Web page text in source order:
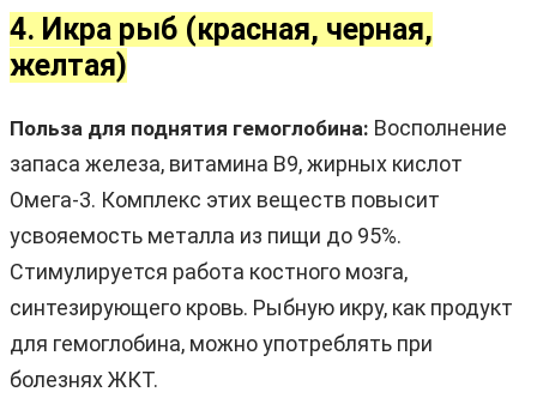
4. Икра рыб (красная, черная,
желтая)
Польза для поднятия гемоглобина: Восполнение
запаса железа, витамина B9, жирных кислот
Омега-3. Комплекс этих веществ повысит
усвояемость металла из пищи до 95%.
Стимулируется работа костного мозга,
синтезирующего кровь. Рыбную икру, как продукт
для гемоглобина, можно употреблять при
болезнях ЖКТ.